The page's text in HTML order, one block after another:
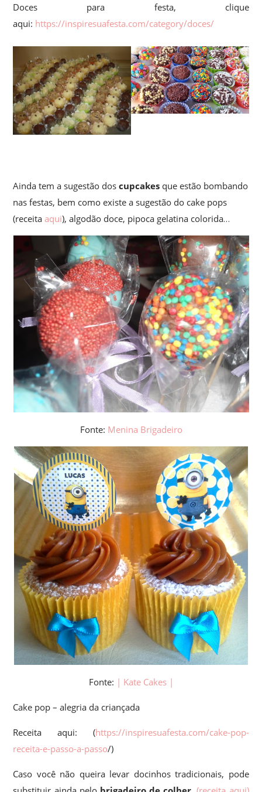
Doces para festa, clique
aqui: https://inspiresuafesta.com/category/doces/
Ainda tem a sugestão doscupcakes que estão bombando
nas festas, bem como existe a sugestão do cake pops
(receitaaqui), algodão doce, pipoca gelatina colorida…
Fonte: Menina Brigadeiro
Fonte: | Kate Cakes |
Cake pop – alegria da criançada
Receita aqui: (https://inspiresuafesta.com/cake-pop-
receita-e-passo-a-passo/)
Caso você não queira levar docinhos tradicionais, pode